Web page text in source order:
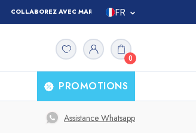
COLLABOREZ AVEC MARBEC
ES
UK
FR
0
Produits pour la
maison
Tous les
produits
PROMOTIONS
Assistance Whatsapp